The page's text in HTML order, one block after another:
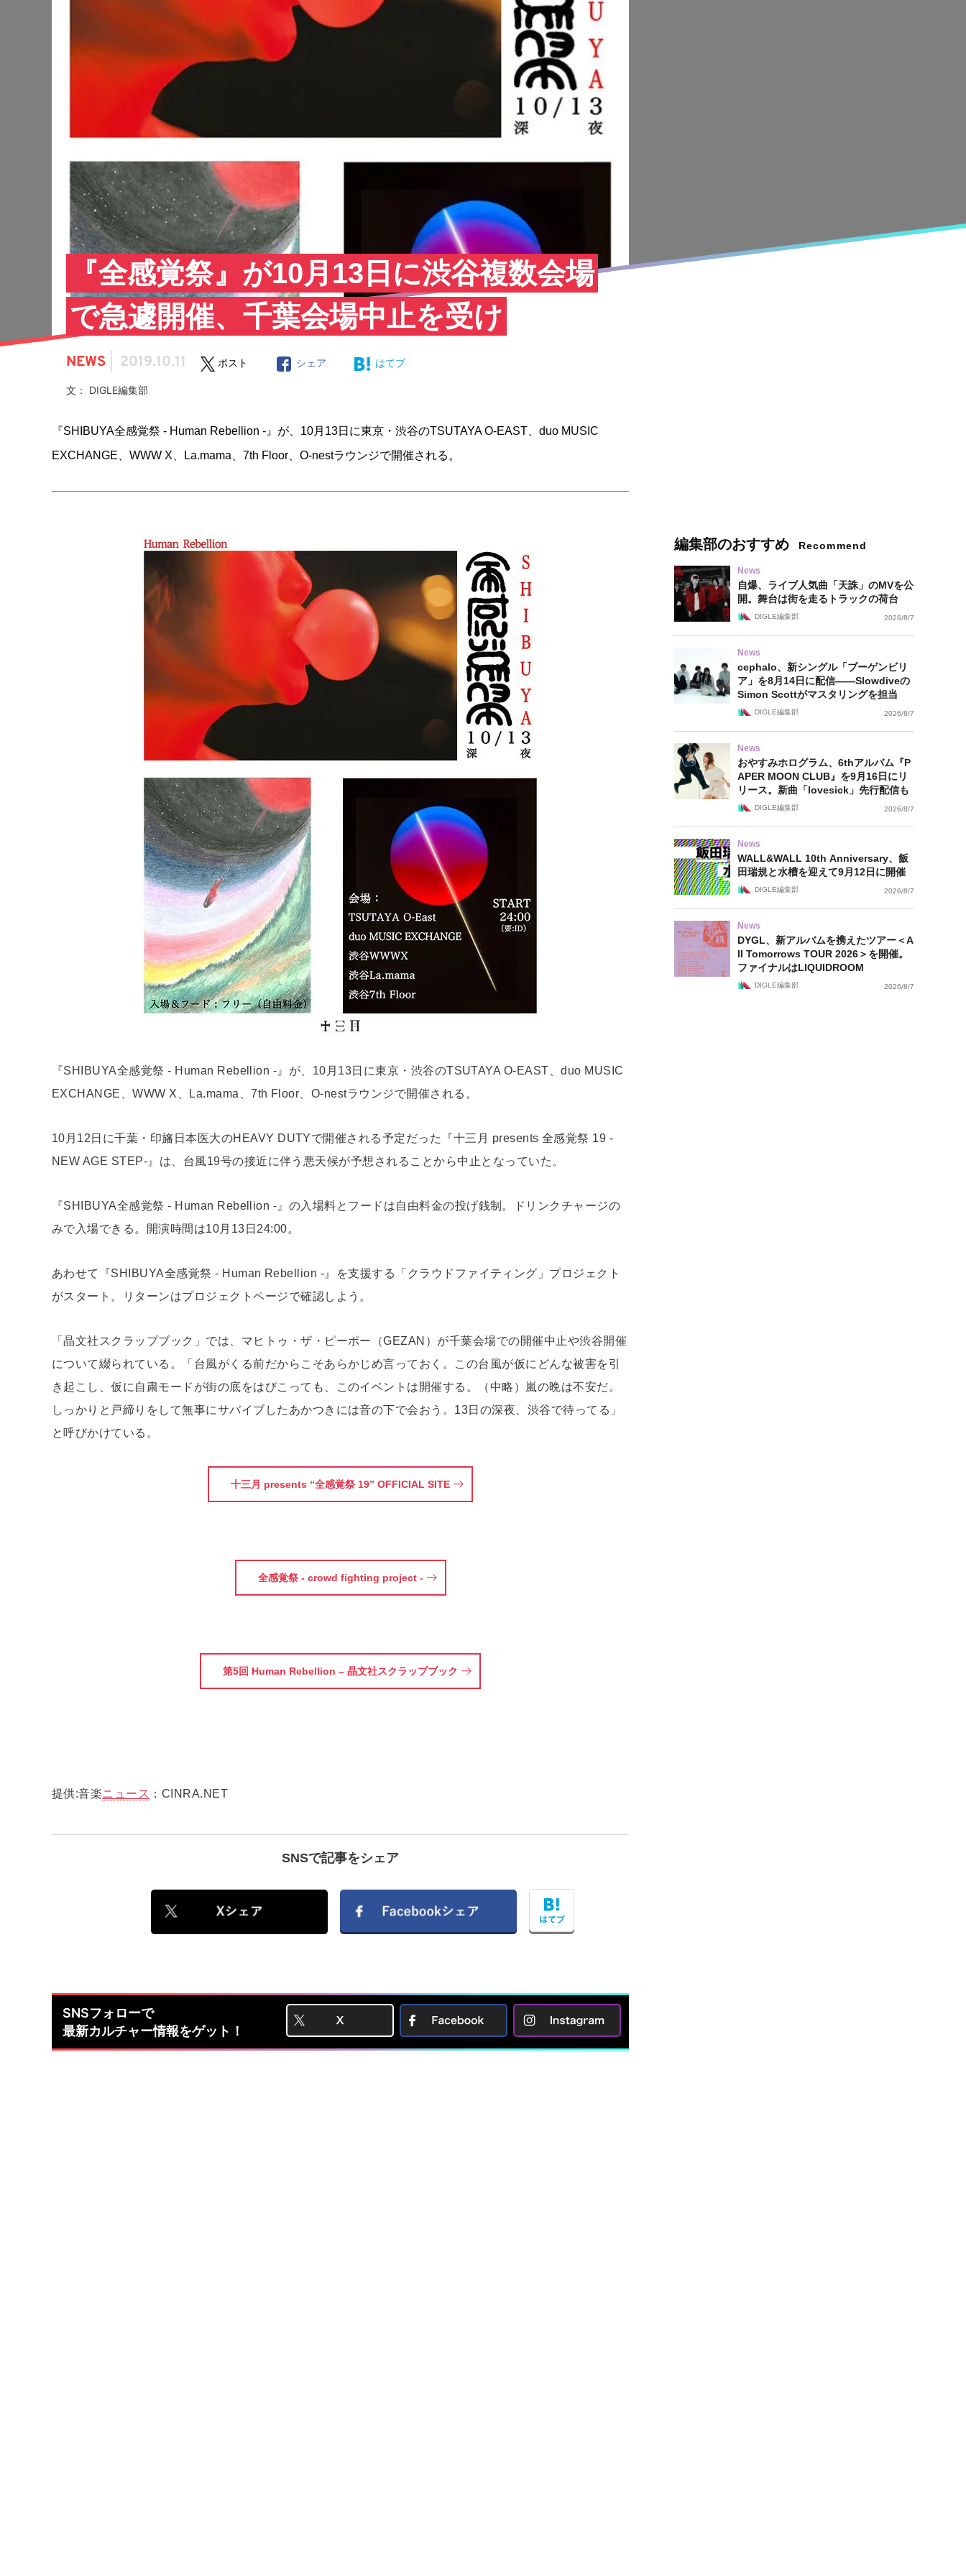
『全感覚祭』が10月13日に渋谷複数会場
で急遽開催、千葉会場中止を受け
NEWS 2019.10.11 ポスト シェア はてブ
文： DIGLE編集部
『SHIBUYA全感覚祭 - Human Rebellion -』が、10月13日に東京・渋谷のTSUTAYA O-EAST、duo MUSIC
EXCHANGE、WWW X、La.mama、7th Floor、O-nestラウンジで開催される。
『SHIBUYA全感覚祭 - Human Rebellion -』が、10月13日に東京・渋谷のTSUTAYA O-EAST、duo MUSIC
EXCHANGE、WWW X、La.mama、7th Floor、O-nestラウンジで開催される。
10月12日に千葉・印旛日本医大のHEAVY DUTYで開催される予定だった『十三月 presents 全感覚祭 19 -
NEW AGE STEP-』は、台風19号の接近に伴う悪天候が予想されることから中止となっていた。
『SHIBUYA全感覚祭 - Human Rebellion -』の入場料とフードは自由料金の投げ銭制。ドリンクチャージの
みで入場できる。開演時間は10月13日24:00。
あわせて『SHIBUYA全感覚祭 - Human Rebellion -』を支援する「クラウドファイティング」プロジェクト
がスタート。リターンはプロジェクトページで確認しよう。
「晶文社スクラップブック」では、マヒトゥ・ザ・ピーポー（GEZAN）が千葉会場での開催中止や渋谷開催
について綴られている。「台風がくる前だからこそあらかじめ言っておく。この台風が仮にどんな被害を引
き起こし、仮に自粛モードが街の底をはびこっても、このイベントは開催する。（中略）嵐の晩は不安だ。
しっかりと戸締りをして無事にサバイブしたあかつきには音の下で会おう。13日の深夜、渋谷で待ってる」
と呼びかけている。
十三月 presents “全感覚祭 19” OFFICIAL SITE
全感覚祭 - crowd fighting project -
第5回 Human Rebellion – 晶文社スクラップブック
提供:音楽ニュース ：CINRA.NET
SNSで記事をシェア
SNSフォローで
最新カルチャー情報をゲット！
編集部のおすすめ Recommend
News
自爆、ライブ人気曲「天誅」のMVを公
開。舞台は街を走るトラックの荷台
DIGLE編集部 2026/8/7
News
cephalo、新シングル「ブーゲンビリ
ア」を8月14日に配信——Slowdiveの
Simon Scottがマスタリングを担当
DIGLE編集部 2026/8/7
News
おやすみホログラム、6thアルバム『P
APER MOON CLUB』を9月16日にリ
リース。新曲「lovesick」先行配信も
DIGLE編集部 2026/8/7
News
WALL&WALL 10th Anniversary、飯
田瑞規と水槽を迎えて9月12日に開催
DIGLE編集部 2026/8/7
News
DYGL、新アルバムを携えたツアー＜A
ll Tomorrows TOUR 2026＞を開催。
ファイナルはLIQUIDROOM
DIGLE編集部 2026/8/7